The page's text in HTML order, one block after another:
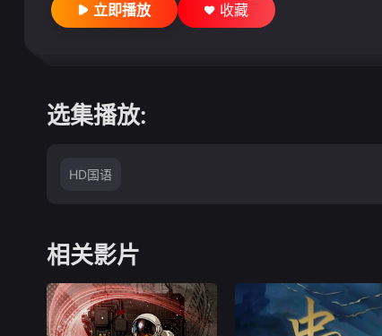
立即播放 收藏
选集播放:
HD国语
相关影片